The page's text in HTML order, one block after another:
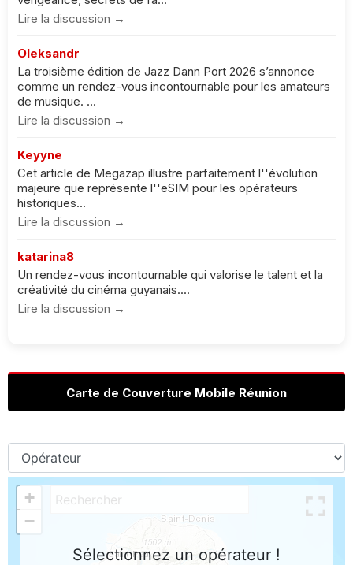
Lire la discussion →
Oleksandr
La troisième édition de Jazz Dann Port 2026 s’annonce
comme un rendez-vous incontournable pour les amateurs
de musique. ...
Lire la discussion →
Keyyne
Cet article de Megazap illustre parfaitement l''évolution
majeure que représente l''eSIM pour les opérateurs
historiques...
Lire la discussion →
katarina8
Un rendez-vous incontournable qui valorise le talent et la
créativité du cinéma guyanais....
Lire la discussion →
Carte de Couverture Mobile Réunion